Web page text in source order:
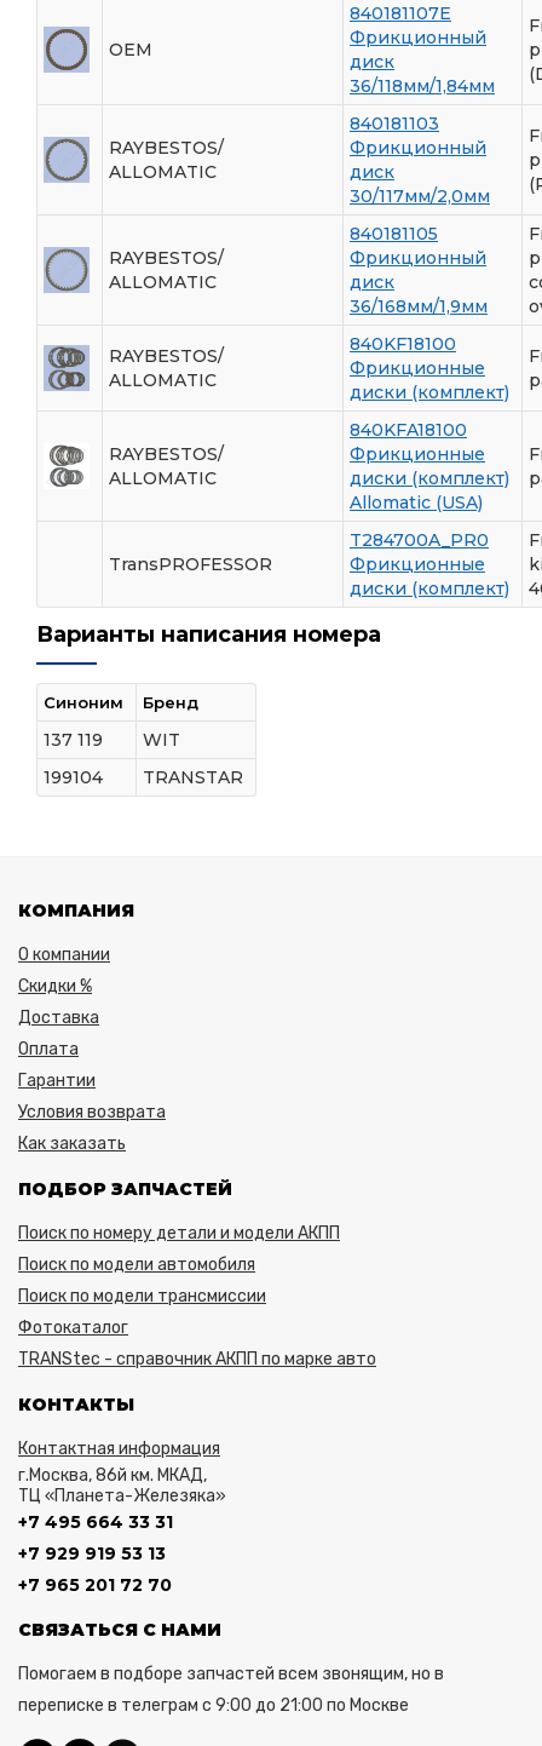
OEM
840181107E
Фрикционный
диск
36/118мм/1,84мм
RAYBESTOS/
ALLOMATIC
840181103
Фрикционный
диск
30/117мм/2,0мм
RAYBESTOS/
ALLOMATIC
840181105
Фрикционный
диск
36/168мм/1,9мм
RAYBESTOS/
ALLOMATIC
840KF18100
Фрикционные
диски (комплект)
RAYBESTOS/
ALLOMATIC
840KFA18100
Фрикционные
диски (комплект)
Allomatic (USA)
TransPROFESSOR
T284700A_PR0
Фрикционные
диски (комплект)
Варианты написания номера
Синоним Бренд
137 119
WIT
199104
TRANSTAR
КОМПАНИЯ
О компании
Скидки %
Доставка
Оплата
Гарантии
Условия возврата
Как заказать
ПОДБОР ЗАПЧАСТЕЙ
Поиск по номеру детали и модели АКПП
Поиск по модели автомобиля
Поиск по модели трансмиссии
Фотокаталог
TRANStec - справочник АКПП по марке авто
КОНТАКТЫ
Контактная информация
г.Москва, 86й км. МКАД,
ТЦ «Планета-Железяка»
+7 495 664 33 31
+7 929 919 53 13
+7 965 201 72 70
СВЯЗАТЬСЯ С НАМИ
Помогаем в подборе запчастей всем звонящим, но в
переписке в телеграм с 9:00 до 21:00 по Москве